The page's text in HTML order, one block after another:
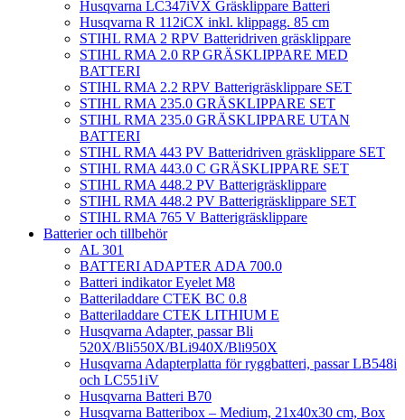
Husqvarna LC347iVX Gräsklippare Batteri
Husqvarna R 112iCX inkl. klippagg. 85 cm
STIHL RMA 2 RPV Batteridriven gräsklippare
STIHL RMA 2.0 RP GRÄSKLIPPARE MED
BATTERI
STIHL RMA 2.2 RPV Batterigräsklippare SET
STIHL RMA 235.0 GRÄSKLIPPARE SET
STIHL RMA 235.0 GRÄSKLIPPARE UTAN
BATTERI
STIHL RMA 443 PV Batteridriven gräsklippare SET
STIHL RMA 443.0 C GRÄSKLIPPARE SET
STIHL RMA 448.2 PV Batterigräsklippare
STIHL RMA 448.2 PV Batterigräsklippare SET
STIHL RMA 765 V Batterigräsklippare
Batterier och tillbehör
AL 301
BATTERI ADAPTER ADA 700.0
Batteri indikator Eyelet M8
Batteriladdare CTEK BC 0.8
Batteriladdare CTEK LITHIUM E
Husqvarna Adapter, passar Bli
520X/Bli550X/BLi940X/Bli950X
Husqvarna Adapterplatta för ryggbatteri, passar LB548i
och LC551iV
Husqvarna Batteri B70
Husqvarna Batteribox – Medium, 21x40x30 cm, Box